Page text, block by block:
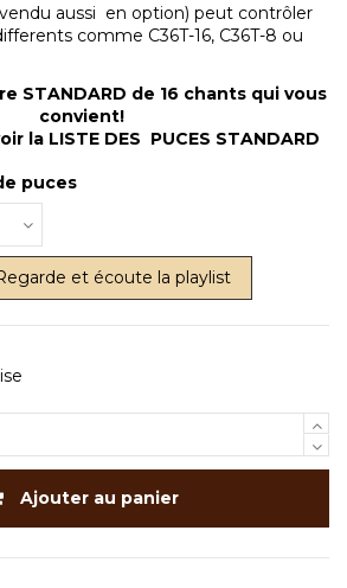
aussi en option) peut contrôler
comme C36T-16, C36T-8 ou
STANDARD de 16 chants qui vous
convient!
la LISTE DES PUCES STANDARD
puces
et écoute la playlist
Ajouter au panier